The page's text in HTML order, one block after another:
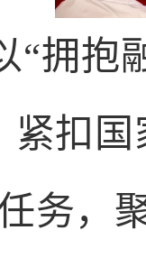
“拥
紧扣
务，